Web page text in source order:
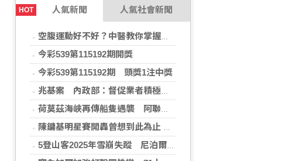
HOT 人氣新聞 人氣社會新聞
空腹運動好不好？中醫教你掌握最佳運動時機
今彩539第115192期開獎
今彩539第115192期 頭獎1注中獎
兆基案 內政部：督促業者積極履約或轉讓契約
荷莫茲海峽再傳船隻遇襲 阿聯控伊朗攻擊國營油輪
陳鏞基明星賽開轟曾想到此為止 轉念享受引退年比賽
5登山客2025年雪崩失蹤 尼泊爾救難隊尋獲遺體